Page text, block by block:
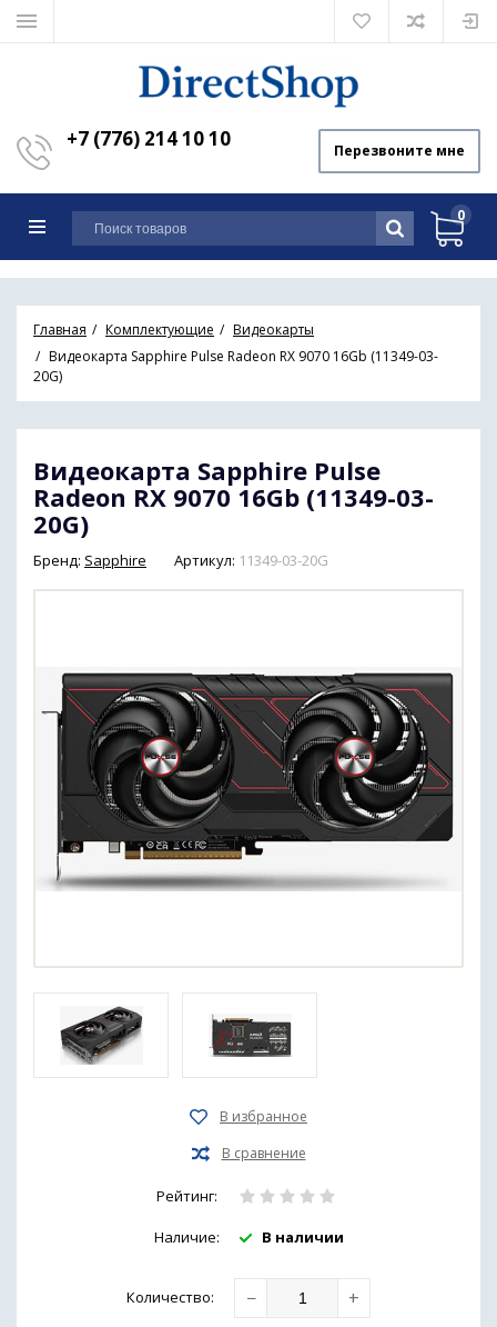
+7 (776) 214 10 10 Перезвоните мне
0
Главная Комплектующие
Видеокарты
Видеокарта Sapphire Pulse Radeon RX 9070 16Gb (11349-03-
20G)
Видеокарта Sapphire Pulse
Radeon RX 9070 16Gb (11349-03-
20G)
Бренд: Sapphire Артикул: 11349-03-20G
Рейтинг:
Наличие: В наличии
Количество: − +